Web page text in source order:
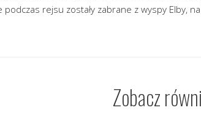
rejsu zostały zabrane z wyspy Elby,
Zobacz